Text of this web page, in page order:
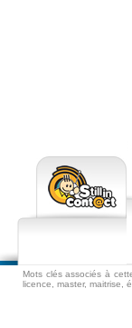
Mots clés associés à
licence, master, maitrise,